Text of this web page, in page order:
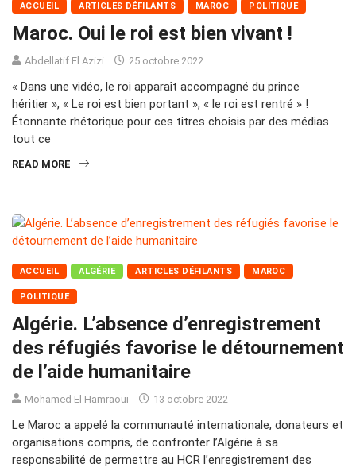
ACCUEIL ARTICLES DÉFILANTS MAROC POLITIQUE
Maroc. Oui le roi est bien vivant !
Abdellatif El Azizi 25 octobre 2022
« Dans une vidéo, le roi apparaît accompagné du prince
héritier », « Le roi est bien portant », « le roi est rentré » !
Étonnante rhétorique pour ces titres choisis par des médias
tout ce
READ MORE
ACCUEIL ALGÉRIE ARTICLES DÉFILANTS MAROC
POLITIQUE
Algérie. L’absence d’enregistrement
des réfugiés favorise le détournement
de l’aide humanitaire
Mohamed El Hamraoui 13 octobre 2022
Le Maroc a appelé la communauté internationale, donateurs et
organisations compris, de confronter l’Algérie à sa
responsabilité de permettre au HCR l’enregistrement des